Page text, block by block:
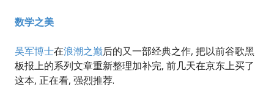
数学之美
吴军博士在浪潮之巅后的又一部经典之作, 把以前谷歌黑
板报上的系列文章重新整理加补完, 前几天在京东上买了
这本, 正在看, 强烈推荐.